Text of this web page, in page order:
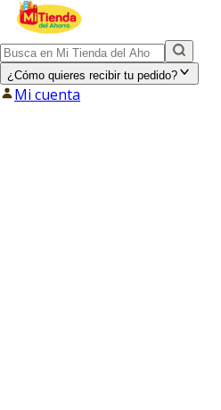
¿Cómo quieres recibir tu pedido?
Mi cuenta